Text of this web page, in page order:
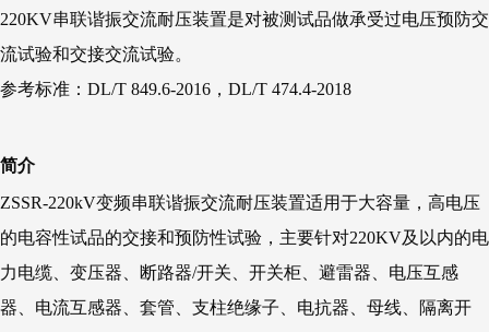
220KV串联谐振交流耐压装置是对被测试品做承受过电压预防交
流试验和交接交流试验。
参考标准：DL/T 849.6-2016，DL/T 474.4-2018
简介
ZSSR-220kV变频串联谐振交流耐压装置适用于大容量，高电压
的电容性试品的交接和预防性试验，主要针对220KV及以内的电
力电缆、变压器、断路器/开关、开关柜、避雷器、电压互感
器、电流互感器、套管、支柱绝缘子、电抗器、母线、隔离开